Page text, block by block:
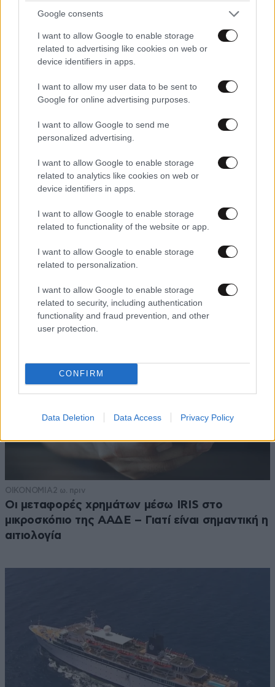
Google consents
I want to allow Google to enable storage
related to advertising like cookies on web or
device identifiers in apps.
I want to allow my user data to be sent to
Google for online advertising purposes.
I want to allow Google to send me
personalized advertising.
I want to allow Google to enable storage
related to analytics like cookies on web or
device identifiers in apps.
I want to allow Google to enable storage
related to functionality of the website or app.
I want to allow Google to enable storage
related to personalization.
I want to allow Google to enable storage
related to security, including authentication
functionality and fraud prevention, and other
user protection.
CONFIRM
Data Deletion Data Access Privacy Policy
ΟΙΚΟΝΟΜΙΑ 2 ω. πριν
Οι μεταφορές χρημάτων μέσω IRIS στο
μικροσκόπιο της ΑΑΔΕ – Γιατί είναι σημαντική η
αιτιολογία